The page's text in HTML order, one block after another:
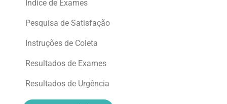
Índice de Exames
Pesquisa de Satisfação
Instruções de Coleta
Resultados de Exames
Resultados de Urgência